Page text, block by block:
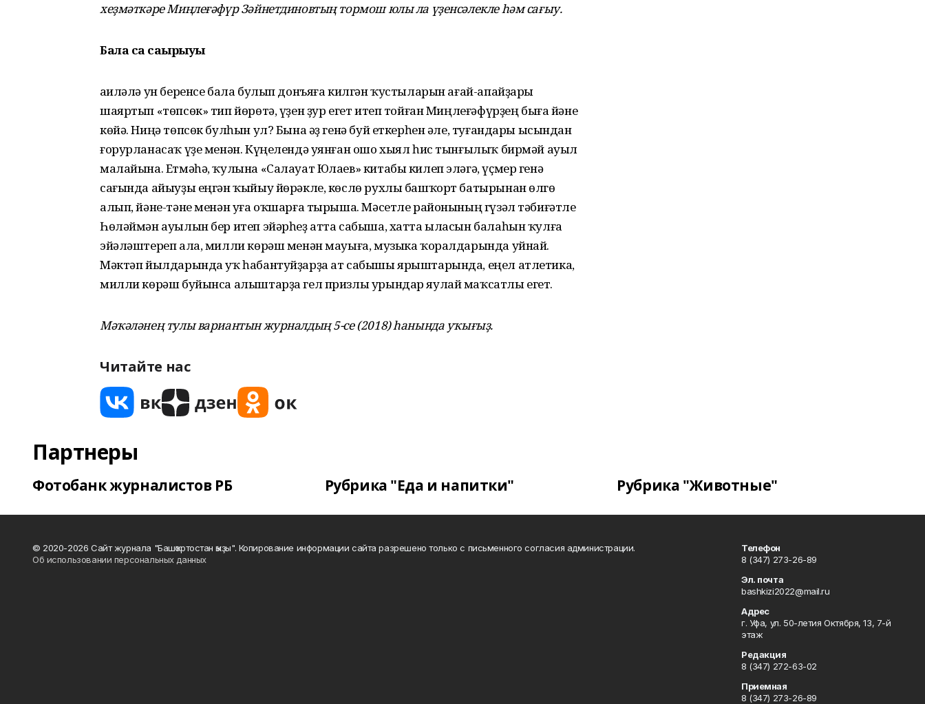
хеҙмәткәре Миңлеғәфүр Зәйнетдиновтың тормош юлы ла үҙенсәлекле һәм сағыу.
Бала саҡ саҡырыуы
Ғаиләлә ун беренсе бала булып донъяға килгән ҡустыларын ағай-апайҙары
шаяртып «төпсөк» тип йөрөтә, үҙен ҙур егет итеп тойған Миңлеғәфүрҙең быға йәне
көйә. Ниңә төпсөк булһын ул? Бына әҙ генә буй еткерһен әле, туғандары ысындан
ғорурланасаҡ үҙе менән. Күңелендә уянған ошо хыял һис тынғылыҡ бирмәй ауыл
малайына. Етмәһә, ҡулына «Салауат Юлаев» китабы килеп эләгә, үҫмер генә
сағында айыуҙы еңгән ҡыйыу йөрәкле, көслө рухлы башҡорт батырынан өлгө
алып, йәне-тәне менән уға оҡшарға тырыша. Мәсетле районының гүзәл тәбиғәтле
Һөләймән ауылын бер итеп эйәрһеҙ атта сабыша, хатта ыласын балаһын ҡулға
эйәләштереп ала, милли көрәш менән мауыға, музыка ҡоралдарында уйнай.
Мәктәп йылдарында уҡ һабантуйҙарҙа ат сабышы ярыштарында, еңел атлетика,
милли көрәш буйынса алыштарҙа гел призлы урындар яулай маҡсатлы егет.
Мәҡәләнең тулы вариантын журналдың 5-се (2018) һанында уҡығыҙ.
Читайте нас
Партнеры
Фотобанк журналистов РБ Рубрика "Еда и напитки" Рубрика "Животные"
© 2020-2026 Сайт журнала "Башҡортостан ҡыҙы". Копирование информации сайта разрешено только с письменного согласия администрации.
Об использовании персональных данных
Телефон
8 (347) 273-26-89
Эл. почта
bashkizi2022@mail.ru
Адрес
г. Уфа, ул. 50-летия Октября, 13, 7-й
этаж
Редакция
8 (347) 272-63-02
Приемная
8 (347) 273-26-89